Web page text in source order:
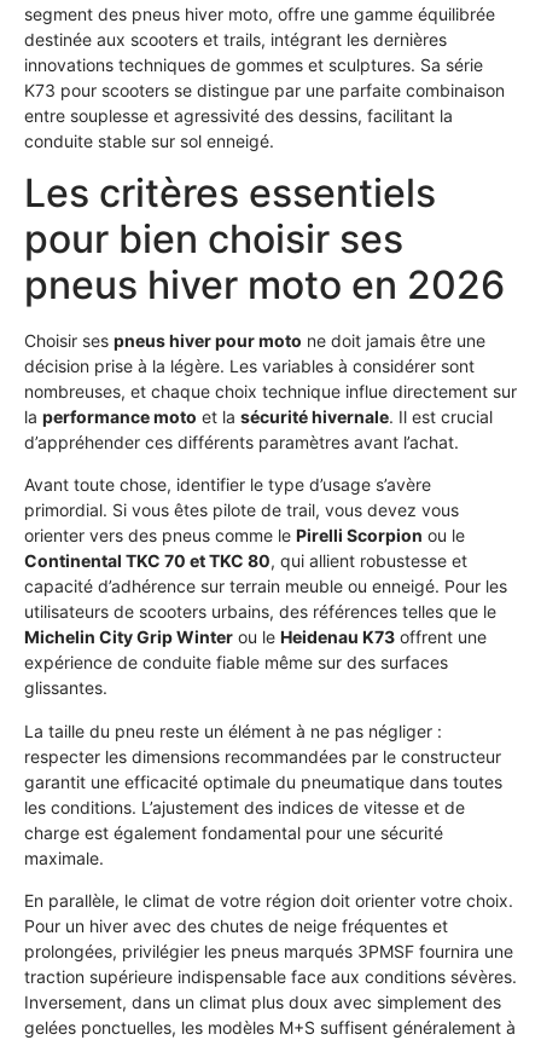
segment des pneus hiver moto, offre une gamme équilibrée
destinée aux scooters et trails, intégrant les dernières
innovations techniques de gommes et sculptures. Sa série
K73 pour scooters se distingue par une parfaite combinaison
entre souplesse et agressivité des dessins, facilitant la
conduite stable sur sol enneigé.
Les critères essentiels
pour bien choisir ses
pneus hiver moto en 2026
Choisir ses pneus hiver pour moto ne doit jamais être une
décision prise à la légère. Les variables à considérer sont
nombreuses, et chaque choix technique influe directement sur
la performance moto et la sécurité hivernale. Il est crucial
d’appréhender ces différents paramètres avant l’achat.
Avant toute chose, identifier le type d’usage s’avère
primordial. Si vous êtes pilote de trail, vous devez vous
orienter vers des pneus comme le Pirelli Scorpion ou le
Continental TKC 70 et TKC 80, qui allient robustesse et
capacité d’adhérence sur terrain meuble ou enneigé. Pour les
utilisateurs de scooters urbains, des références telles que le
Michelin City Grip Winter ou le Heidenau K73 offrent une
expérience de conduite fiable même sur des surfaces
glissantes.
La taille du pneu reste un élément à ne pas négliger :
respecter les dimensions recommandées par le constructeur
garantit une efficacité optimale du pneumatique dans toutes
les conditions. L’ajustement des indices de vitesse et de
charge est également fondamental pour une sécurité
maximale.
En parallèle, le climat de votre région doit orienter votre choix.
Pour un hiver avec des chutes de neige fréquentes et
prolongées, privilégier les pneus marqués 3PMSF fournira une
traction supérieure indispensable face aux conditions sévères.
Inversement, dans un climat plus doux avec simplement des
gelées ponctuelles, les modèles M+S suffisent généralement à